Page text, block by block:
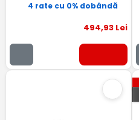
4 rate cu 0% dobândă
494,93Lei